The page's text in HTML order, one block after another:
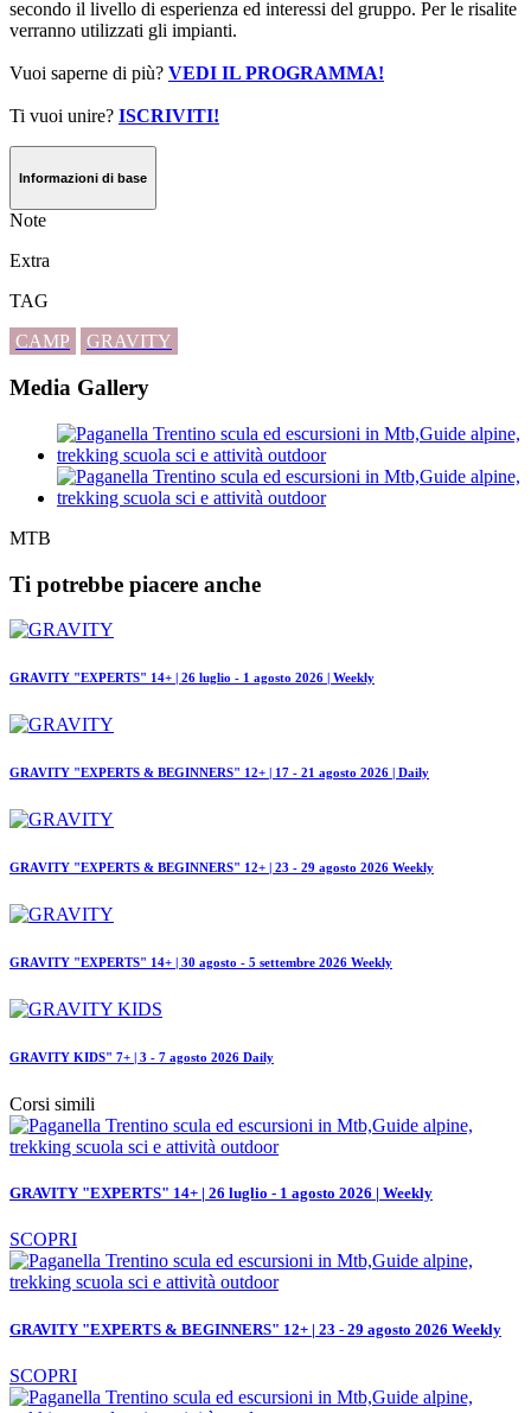
secondo il livello di esperienza ed interessi del gruppo. Per le risalite
verranno utilizzati gli impianti.
Vuoi saperne di più? VEDI IL PROGRAMMA!
Ti vuoi unire? ISCRIVITI!
Informazioni di base
Note
Extra
TAG
CAMP
GRAVITY
Media Gallery
MTB
Ti potrebbe piacere anche
GRAVITY "EXPERTS" 14+ | 26 luglio - 1 agosto 2026 | Weekly
GRAVITY "EXPERTS & BEGINNERS" 12+ | 17 - 21 agosto 2026 | Daily
GRAVITY "EXPERTS & BEGINNERS" 12+ | 23 - 29 agosto 2026 Weekly
GRAVITY "EXPERTS" 14+ | 30 agosto - 5 settembre 2026 Weekly
GRAVITY KIDS" 7+ | 3 - 7 agosto 2026 Daily
Corsi simili
GRAVITY "EXPERTS" 14+ | 26 luglio - 1 agosto 2026 | Weekly
SCOPRI
GRAVITY "EXPERTS & BEGINNERS" 12+ | 23 - 29 agosto 2026 Weekly
SCOPRI